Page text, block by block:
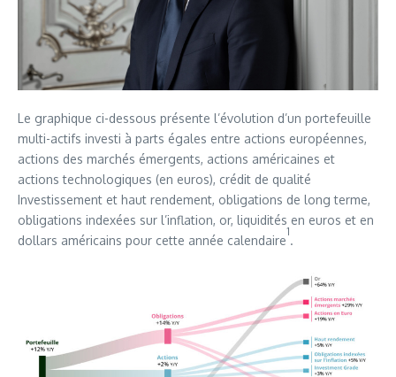
Le graphique ci-dessous présente l’évolution d’un portefeuille
multi-actifs investi à parts égales entre actions européennes,
actions des marchés émergents, actions américaines et
actions technologiques (en euros), crédit de qualité
Investissement et haut rendement, obligations de long terme,
obligations indexées sur l’inflation, or, liquidités en euros et en
dollars américains pour cette année calendaire
1
.